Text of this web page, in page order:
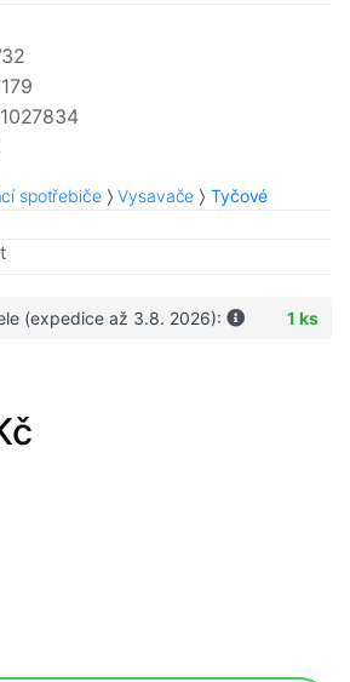
spotřebiče Vysavače
Tyčové
(expedice až 3.8. 2026): 1 ks